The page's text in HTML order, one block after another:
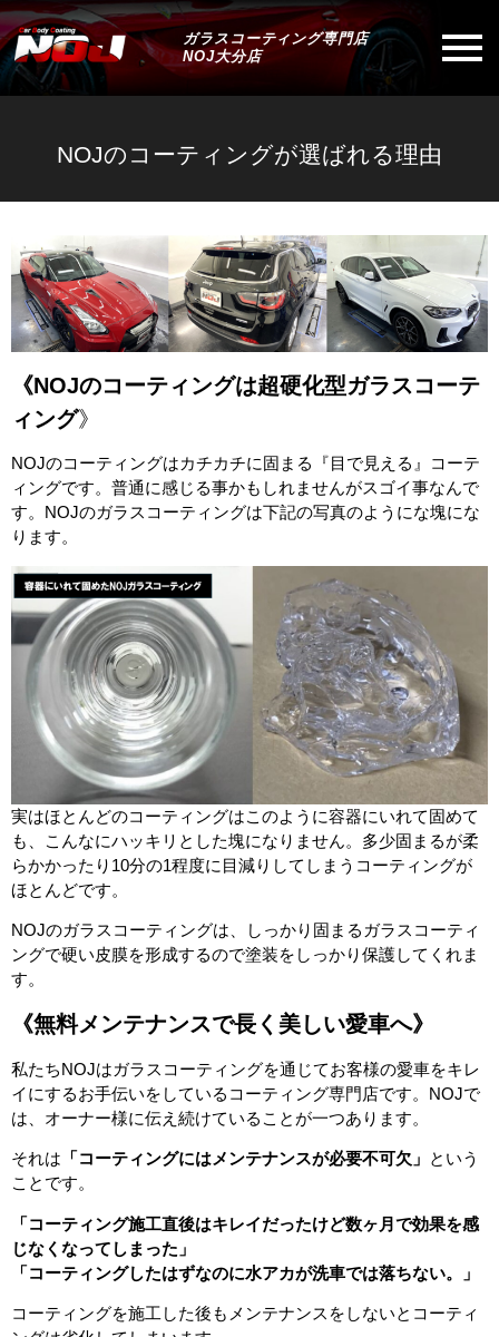
ガラスコーティング専門店
NOJ大分店
NOJのコーティングが選ばれる理由
《NOJのコーティングは超硬化型ガラスコーテ
ィング》
NOJのコーティングはカチカチに固まる『目で見える』コーテ
ィングです。普通に感じる事かもしれませんがスゴイ事なんで
す。NOJのガラスコーティングは下記の写真のようにな塊にな
ります。
実はほとんどのコーティングはこのように容器にいれて固めて
も、こんなにハッキリとした塊になりません。多少固まるが柔
らかかったり10分の1程度に目減りしてしまうコーティングが
ほとんどです。
NOJのガラスコーティングは、しっかり固まるガラスコーティ
ングで硬い皮膜を形成するので塗装をしっかり保護してくれま
す。
《無料メンテナンスで長く美しい愛車へ》
私たちNOJはガラスコーティングを通じてお客様の愛車をキレ
イにするお手伝いをしているコーティング専門店です。NOJで
は、オーナー様に伝え続けていることが一つあります。
それは 「コーティングにはメンテナンスが必要不可欠」 という
ことです。
「コーティング施工直後はキレイだったけど数ヶ月で効果を感
じなくなってしまった」
「コーティングしたはずなのに水アカが洗車では落ちない。」
コーティングを施工した後もメンテナンスをしないとコーティ